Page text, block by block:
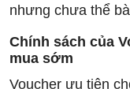
nhưng chưa thể
Chính sách của
mua sớm
Voucher ưu tiên